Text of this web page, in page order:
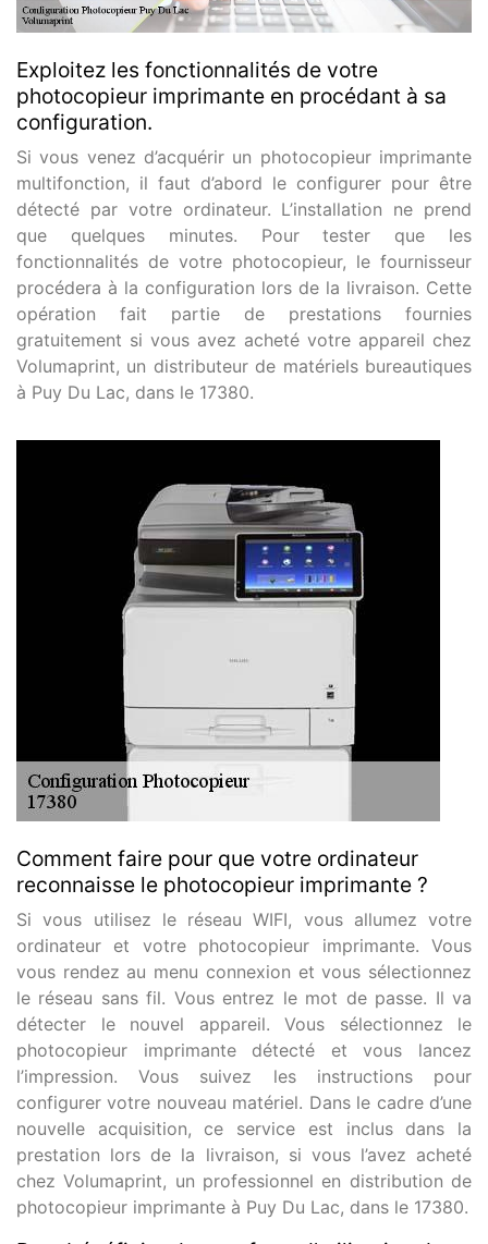
Exploitez les fonctionnalités de votre
photocopieur imprimante en procédant à sa
configuration.
Si vous venez d’acquérir un photocopieur imprimante
multifonction, il faut d’abord le configurer pour être
détecté par votre ordinateur. L’installation ne prend
que quelques minutes. Pour tester que les
fonctionnalités de votre photocopieur, le fournisseur
procédera à la configuration lors de la livraison. Cette
opération fait partie de prestations fournies
gratuitement si vous avez acheté votre appareil chez
Volumaprint, un distributeur de matériels bureautiques
à Puy Du Lac, dans le 17380.
Comment faire pour que votre ordinateur
reconnaisse le photocopieur imprimante ?
Si vous utilisez le réseau WIFI, vous allumez votre
ordinateur et votre photocopieur imprimante. Vous
vous rendez au menu connexion et vous sélectionnez
le réseau sans fil. Vous entrez le mot de passe. Il va
détecter le nouvel appareil. Vous sélectionnez le
photocopieur imprimante détecté et vous lancez
l’impression. Vous suivez les instructions pour
configurer votre nouveau matériel. Dans le cadre d’une
nouvelle acquisition, ce service est inclus dans la
prestation lors de la livraison, si vous l’avez acheté
chez Volumaprint, un professionnel en distribution de
photocopieur imprimante à Puy Du Lac, dans le 17380.